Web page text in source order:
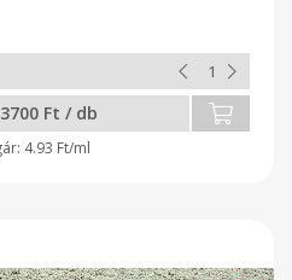
3700 Ft / db
4.93 Ft/ml